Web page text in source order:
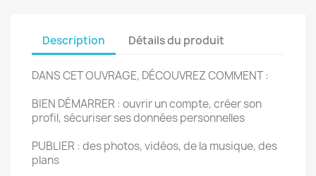
Description Détails du produit
DANS CET OUVRAGE, DÉCOUVREZ COMMENT :
BIEN DÉMARRER : ouvrir un compte, créer son
profil, sécuriser ses données personnelles
PUBLIER : des photos, vidéos, de la musique, des
plans